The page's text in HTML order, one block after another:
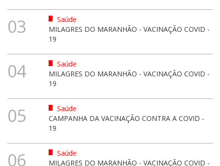
03
Saúde
MILAGRES DO MARANHÃO - VACINAÇÃO COVID -
19
04
Saúde
MILAGRES DO MARANHÃO - VACINAÇÃO COVID -
19
05
Saúde
CAMPANHA DA VACINAÇÃO CONTRA A COVID -
19
06
Saúde
MILAGRES DO MARANHÃO - VACINAÇÃO COVID -